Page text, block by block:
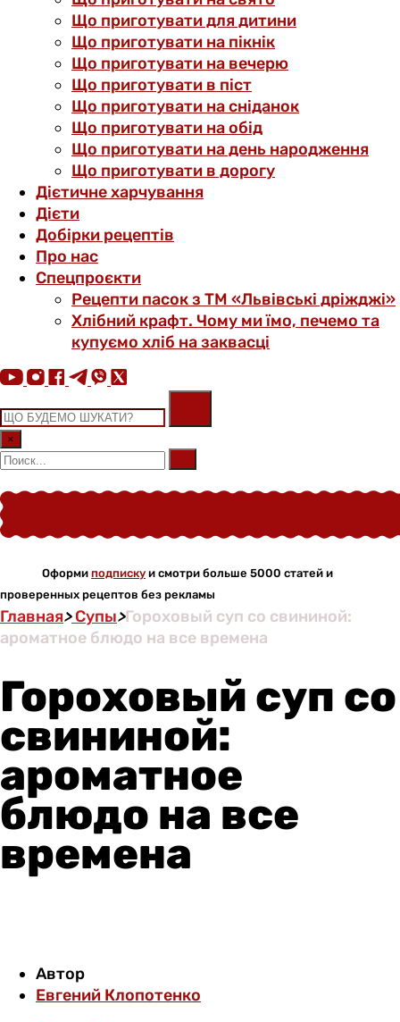
Що приготувати для дитини
Що приготувати на пікнік
Що приготувати на вечерю
Що приготувати в піст
Що приготувати на сніданок
Що приготувати на обід
Що приготувати на день народження
Що приготувати в дорогу
Дієтичне харчування
Дієти
Добірки рецептів
Про нас
Спецпроєкти
Рецепти пасок з ТМ «Львівські дріжджі»
Хлібний крафт. Чому ми їмо, печемо та
купуємо хліб на заквасці
×
Оформи подписку и смотри больше 5000 статей и
проверенных рецептов без рекламы
Главная>Супы>Гороховый суп со свининой:
ароматное блюдо на все времена
Гороховый суп со
свининой:
ароматное
блюдо на все
времена
Автор
Евгений Клопотенко